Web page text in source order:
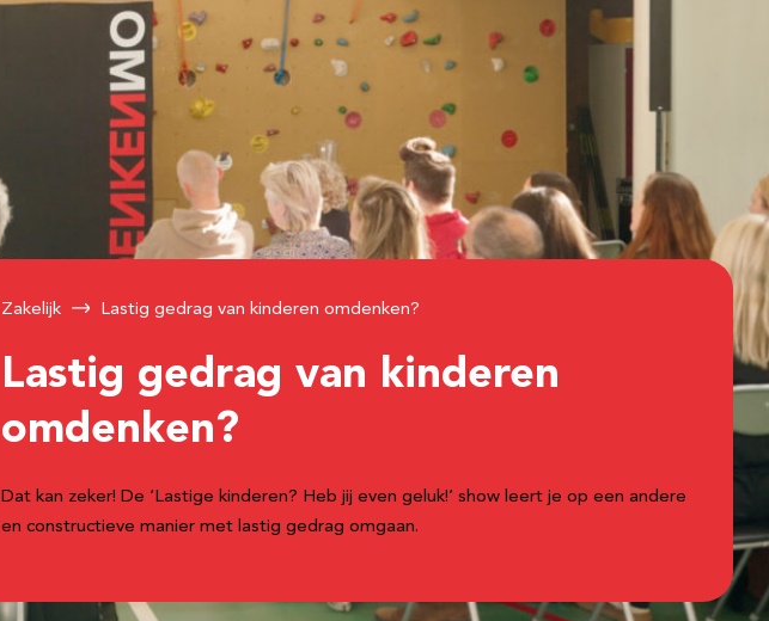
Zakelijk Lastig gedrag van kinderen omdenken?
Lastig gedrag van kinderen
omdenken?
Dat kan zeker! De ‘Lastige kinderen? Heb jij even geluk!’ show leert je op een andere
en constructieve manier met lastig gedrag omgaan.